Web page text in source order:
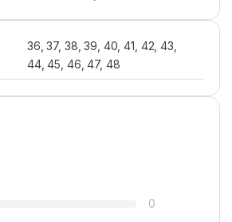
36, 37, 38, 39, 40, 41, 42, 43,
44, 45, 46, 47, 48
0